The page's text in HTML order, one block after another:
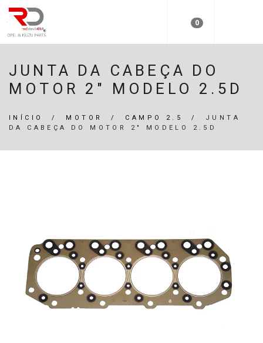
0
JUNTA DA CABEÇA DO
MOTOR 2" MODELO 2.5D
INÍCIO / MOTOR / CAMPO 2.5 / JUNTA
DA CABEÇA DO MOTOR 2" MODELO 2.5D